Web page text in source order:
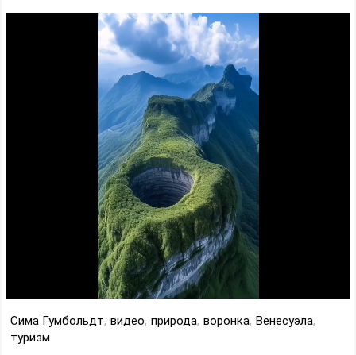
Сима Гумбольдт, видео, природа, воронка, Венесуэла,
туризм